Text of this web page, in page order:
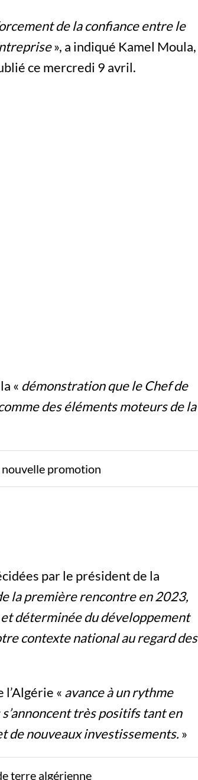
de la confiance entre le
», a indiqué Kamel Moula,
ce mercredi 9 avril.
« démonstration que le Chef de
des éléments moteurs de la
nouvelle promotion
par le président de la
la première rencontre en 2023,
déterminée du développement
contexte national au regard des
« avance à un rythme
très positifs tant en
de nouveaux investissements. »
terre algérienne